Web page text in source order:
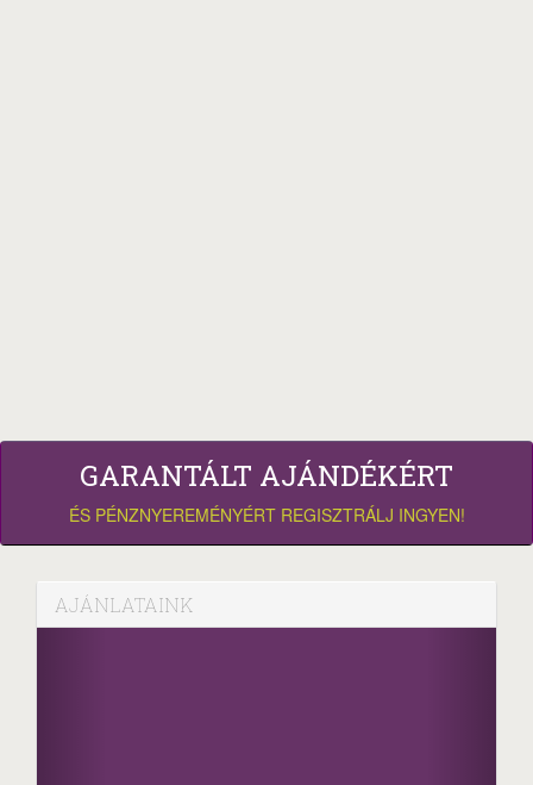
GARANTÁLT AJÁNDÉKÉRT
ÉS PÉNZNYEREMÉNYÉRT REGISZTRÁLJ INGYEN!
AJÁNLATAINK